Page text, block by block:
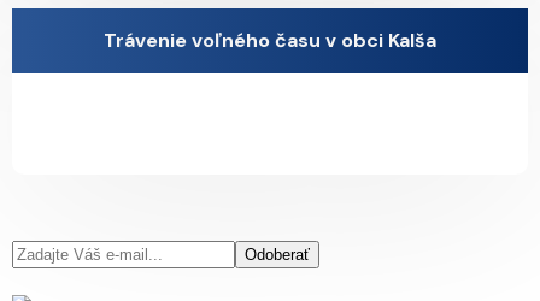
Trávenie voľného času v obci Kalša
Odoberať